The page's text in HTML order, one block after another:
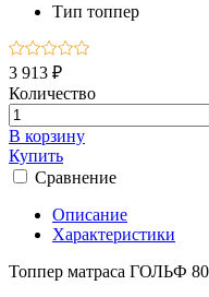
Тип топпер
3 913 ₽
Количество
В корзину
Купить
Сравнение
Описание
Характеристики
Топпер матраса ГОЛЬФ